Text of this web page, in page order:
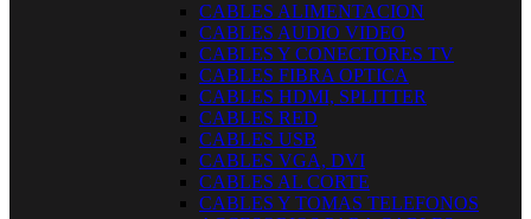
CABLES ALIMENTACION
CABLES AUDIO VIDEO
CABLES Y CONECTORES TV
CABLES FIBRA OPTICA
CABLES HDMI, SPLITTER
CABLES RED
CABLES USB
CABLES VGA, DVI
CABLES AL CORTE
CABLES Y TOMAS TELEFONOS